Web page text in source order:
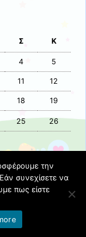
Σ Κ
4 5
11 12
18 19
25 26
την
συνεχίσετε να
πως είστε